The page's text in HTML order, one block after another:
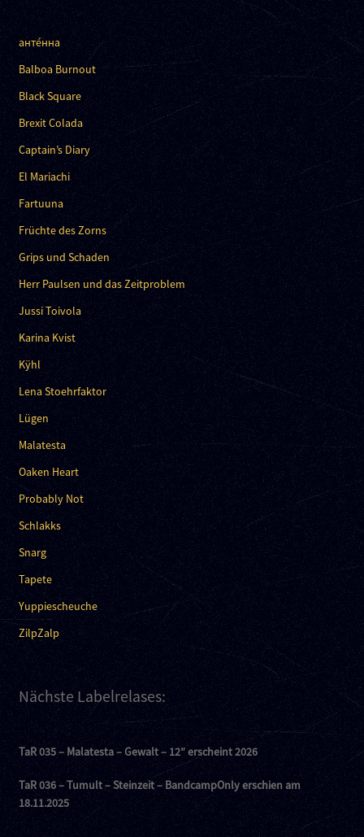
анте́нна
Balboa Burnout
Black Square
Brexit Colada
Captain’s Diary
El Mariachi
Fartuuna
Früchte des Zorns
Grips und Schaden
Herr Paulsen und das Zeitproblem
Jussi Toivola
Karina Kvist
Kÿhl
Lena Stoehrfaktor
Lügen
Malatesta
Oaken Heart
Probably Not
Schlakks
Snarg
Tapete
Yuppiescheuche
ZilpZalp
Nächste Labelrelases:
TaR 035 – Malatesta – Gewalt – 12″ erscheint 2026
TaR 036 – Tumult – Steinzeit – BandcampOnly erschien am
18.11.2025